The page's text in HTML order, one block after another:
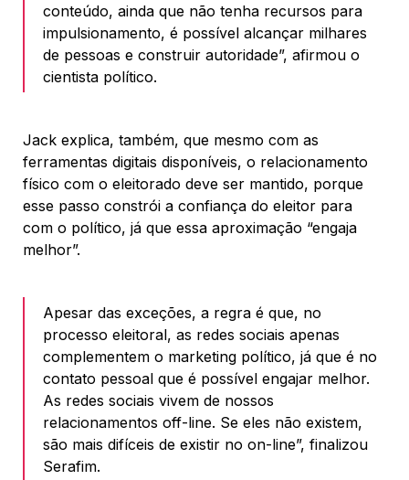
conteúdo, ainda que não tenha recursos para
impulsionamento, é possível alcançar milhares
de pessoas e construir autoridade”, afirmou o
cientista político.
Jack explica, também, que mesmo com as
ferramentas digitais disponíveis, o relacionamento
físico com o eleitorado deve ser mantido, porque
esse passo constrói a confiança do eleitor para
com o político, já que essa aproximação “engaja
melhor”.
Apesar das exceções, a regra é que, no
processo eleitoral, as redes sociais apenas
complementem o marketing político, já que é no
contato pessoal que é possível engajar melhor.
As redes sociais vivem de nossos
relacionamentos off-line. Se eles não existem,
são mais difíceis de existir no on-line”, finalizou
Serafim.